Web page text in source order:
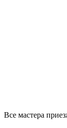
Все мастера